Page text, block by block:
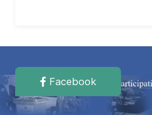
Facebook